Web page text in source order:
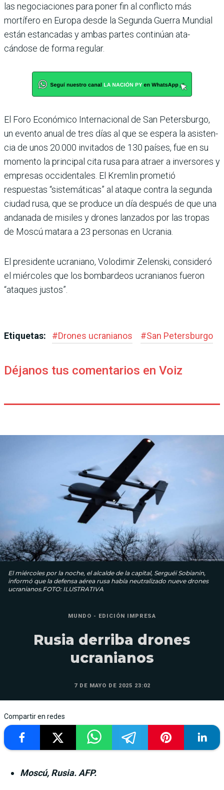
las negociaciones para poner fin al conflicto más
mortífero en Europa desde la Segunda Guerra Mundial
están estancadas y ambas partes continúan ata­
cándose de forma regular.
El Foro Económico Interna­cional de San Petersburgo,
un evento anual de tres días al que se espera la asisten­
cia de unos 20.000 invita­dos de 130 países, fue en su
momento la principal cita rusa para atraer a inverso­res y
empresas occidenta­les. El Kremlin prometió
respuestas “sistemáticas” al ataque contra la segunda
ciudad rusa, que se produce un día después de que una
andanada de misiles y dro­nes lanzados por las tropas
de Moscú matara a 23 per­sonas en Ucrania.
El presidente ucraniano, Volodimir Zelenski, consi­deró
el miércoles que los bom­bardeos ucranianos fueron
“ataques justos”.
Etiquetas: #Drones ucranianos #San Petersburgo
Déjanos tus comentarios en Voiz
El miércoles por la noche, el alcalde de la capital, Ser­guéi Sobianin,
informó que la defensa aérea rusa había neutralizado nueve drones
ucranianos.FOTO: ILUSTRATIVA
MUNDO - EDICIÓN IMPRESA
Rusia derriba drones
ucranianos
7 DE MAYO DE 2025 23:02
Compartir en redes
Moscú, Rusia. AFP.